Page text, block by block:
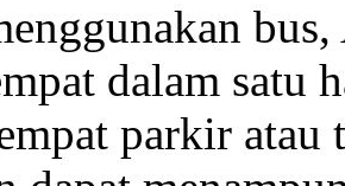
dalam satu
parkir atau